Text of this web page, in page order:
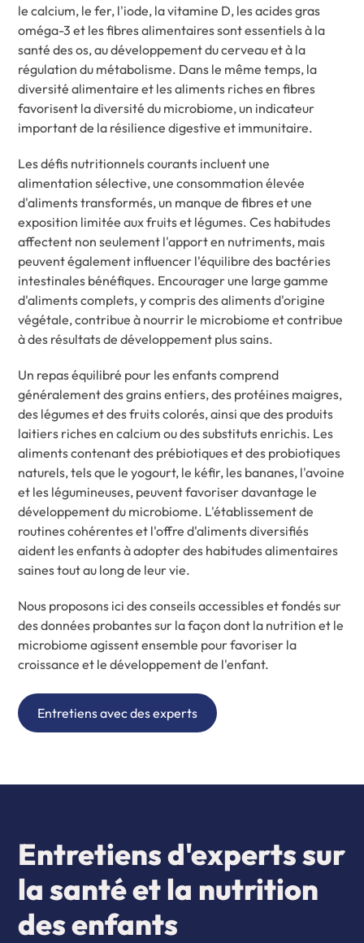
le calcium, le fer, l'iode, la vitamine D, les acides gras
oméga-3 et les fibres alimentaires sont essentiels à la
santé des os, au développement du cerveau et à la
régulation du métabolisme. Dans le même temps, la
diversité alimentaire et les aliments riches en fibres
favorisent la diversité du microbiome, un indicateur
important de la résilience digestive et immunitaire.
Les défis nutritionnels courants incluent une
alimentation sélective, une consommation élevée
d'aliments transformés, un manque de fibres et une
exposition limitée aux fruits et légumes. Ces habitudes
affectent non seulement l'apport en nutriments, mais
peuvent également influencer l'équilibre des bactéries
intestinales bénéfiques. Encourager une large gamme
d'aliments complets, y compris des aliments d'origine
végétale, contribue à nourrir le microbiome et contribue
à des résultats de développement plus sains.
Un repas équilibré pour les enfants comprend
généralement des grains entiers, des protéines maigres,
des légumes et des fruits colorés, ainsi que des produits
laitiers riches en calcium ou des substituts enrichis. Les
aliments contenant des prébiotiques et des probiotiques
naturels, tels que le yogourt, le kéfir, les bananes, l'avoine
et les légumineuses, peuvent favoriser davantage le
développement du microbiome. L'établissement de
routines cohérentes et l'offre d'aliments diversifiés
aident les enfants à adopter des habitudes alimentaires
saines tout au long de leur vie.
Nous proposons ici des conseils accessibles et fondés sur
des données probantes sur la façon dont la nutrition et le
microbiome agissent ensemble pour favoriser la
croissance et le développement de l'enfant.
Entretiens avec des experts
Entretiens d'experts sur
la santé et la nutrition
des enfants